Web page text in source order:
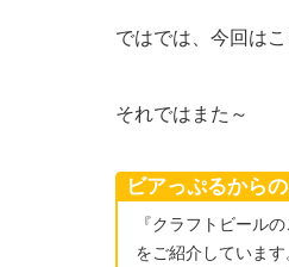
ではでは、今回はこ
それではまた～
ビアっぷるから
『クラフトビール
をご紹介していま